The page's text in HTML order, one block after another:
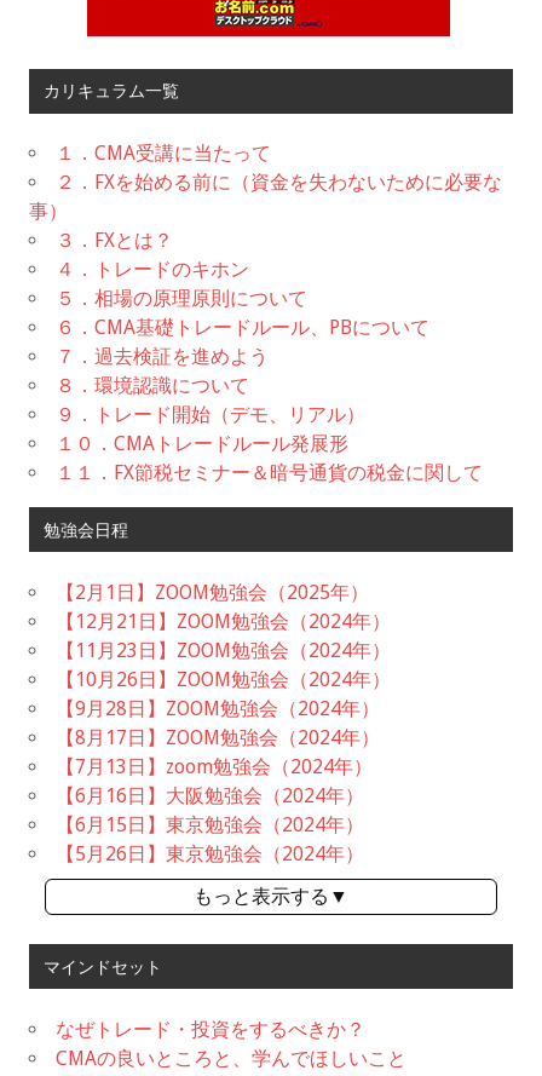
カリキュラム一覧
１．CMA受講に当たって
２．FXを始める前に（資金を失わないために必要な
事）
３．FXとは？
４．トレードのキホン
５．相場の原理原則について
６．CMA基礎トレードルール、PBについて
７．過去検証を進めよう
８．環境認識について
９．トレード開始（デモ、リアル）
１０．CMAトレードルール発展形
１１．FX節税セミナー＆暗号通貨の税金に関して
勉強会日程
【2月1日】ZOOM勉強会（2025年）
【12月21日】ZOOM勉強会（2024年）
【11月23日】ZOOM勉強会（2024年）
【10月26日】ZOOM勉強会（2024年）
【9月28日】ZOOM勉強会（2024年）
【8月17日】ZOOM勉強会（2024年）
【7月13日】zoom勉強会（2024年）
【6月16日】大阪勉強会（2024年）
【6月15日】東京勉強会（2024年）
【5月26日】東京勉強会（2024年）
もっと表示する▼
マインドセット
なぜトレード・投資をするべきか？
CMAの良いところと、学んでほしいこと